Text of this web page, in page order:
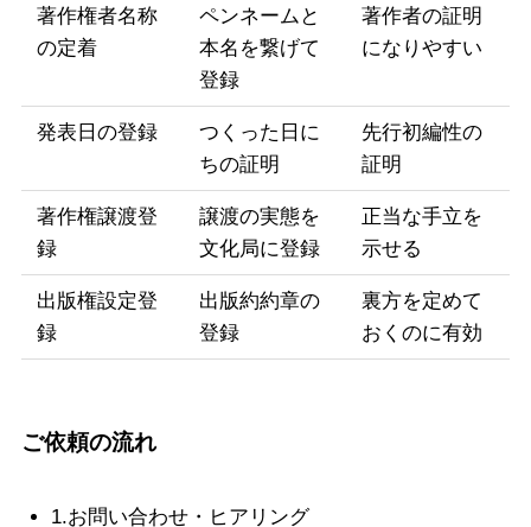
著作権者名称
の定着
ペンネームと
本名を繋げて
登録
著作者の証明
になりやすい
発表日の登録
つくった日に
ちの証明
先行初編性の
証明
著作権譲渡登
録
譲渡の実態を
文化局に登録
正当な手立を
示せる
出版権設定登
録
出版約約章の
登録
裏方を定めて
おくのに有効
ご依頼の流れ
1.お問い合わせ・ヒアリング